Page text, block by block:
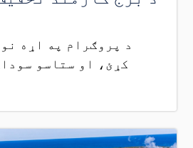
د پروګرام په اړه
کړئ، او ستاسو